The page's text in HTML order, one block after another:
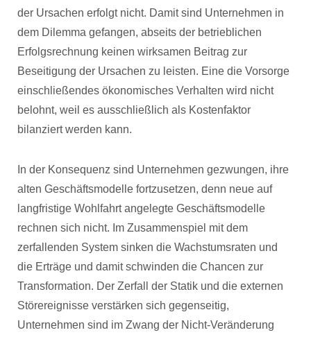
der Ursachen erfolgt nicht. Damit sind Unternehmen in
dem Dilemma gefangen, abseits der betrieblichen
Erfolgsrechnung keinen wirksamen Beitrag zur
Beseitigung der Ursachen zu leisten. Eine die Vorsorge
einschließendes ökonomisches Verhalten wird nicht
belohnt, weil es ausschließlich als Kostenfaktor
bilanziert werden kann.
In der Konsequenz sind Unternehmen gezwungen, ihre
alten Geschäftsmodelle fortzusetzen, denn neue auf
langfristige Wohlfahrt angelegte Geschäftsmodelle
rechnen sich nicht. Im Zusammenspiel mit dem
zerfallenden System sinken die Wachstumsraten und
die Erträge und damit schwinden die Chancen zur
Transformation. Der Zerfall der Statik und die externen
Störereignisse verstärken sich gegenseitig,
Unternehmen sind im Zwang der Nicht-Veränderung